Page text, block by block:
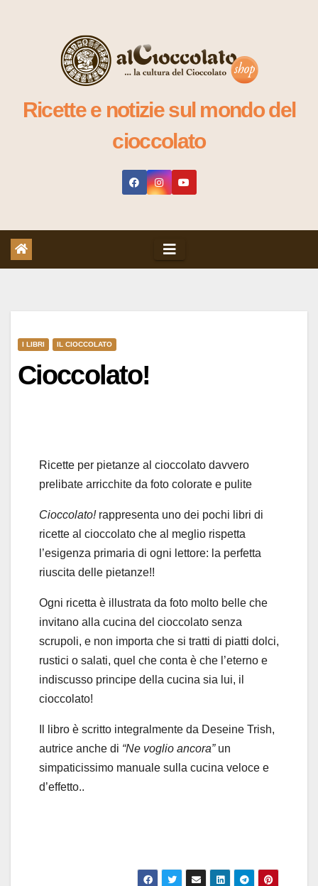
Ricette e notizie sul mondo del
cioccolato
I LIBRI IL CIOCCOLATO
Cioccolato!
Ricette per pietanze al cioccolato davvero
prelibate arricchite da foto colorate e pulite
Cioccolato! rappresenta uno dei pochi libri di
ricette al cioccolato che al meglio rispetta
l’esigenza primaria di ogni lettore: la perfetta
riuscita delle pietanze!!
Ogni ricetta è illustrata da foto molto belle che
invitano alla cucina del cioccolato senza
scrupoli, e non importa che si tratti di piatti dolci,
rustici o salati, quel che conta è che l’eterno e
indiscusso principe della cucina sia lui, il
cioccolato!
Il libro è scritto integralmente da Deseine Trish,
autrice anche di “Ne voglio ancora”un
simpaticissimo manuale sulla cucina veloce e
d’effetto..